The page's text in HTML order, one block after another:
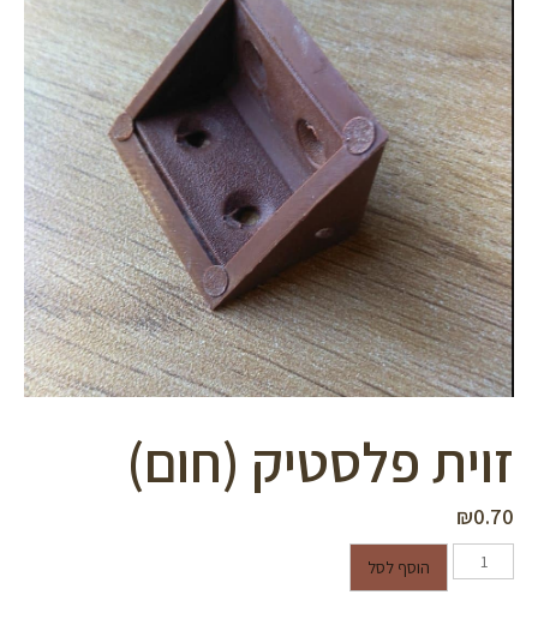
font_download סמן קישורים
לאפס
את
האפשרויות
cached
זוית פלסטיק (חום)
₪0.70
כמות של זוית פלסטיק (חום)
הוסף לסל